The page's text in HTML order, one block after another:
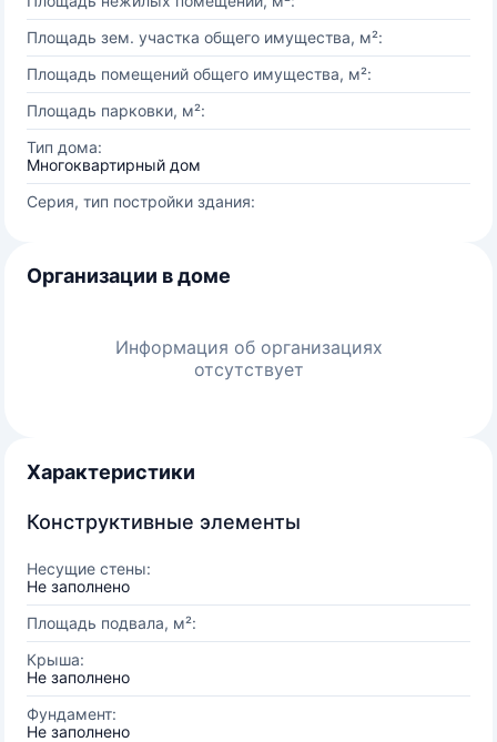
Площадь зем. участка общего имущества, м²:
Площадь помещений общего имущества, м²:
Площадь парковки, м²:
Тип дома:
Многоквартирный дом
Серия, тип постройки здания:
Организации в доме
Информация об организациях
отсутствует
Характеристики
Конструктивные элементы
Несущие стены:
Не заполнено
Площадь подвала, м²:
Крыша:
Не заполнено
Фундамент:
Не заполнено